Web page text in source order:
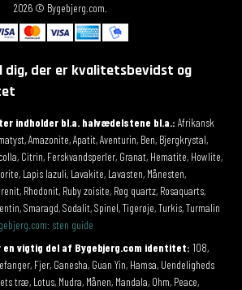
2026 © Bygebjerg.com.
dig, der er kvalitetsbevidst og
indholder bl.a. halvædelstene bl.a.: Afrikansk
Amazonite, Apatit, Aventurin, Ben, Bjergkrystal,
Citrin, Ferskvandsperler, Granat, Hematite, Howlite,
Lapis lazuli, Lavakite, Lavasten, Månesten,
Rhodonit, Ruby zoisite, Røg quartz, Rosaquarts,
Smaragd, Sodalit, Spinel, Tigerøje, Turkis, Turmalin
sten guide
vigtig del af Bygebjerg.com identitet: 108,
Fjer, Ganesha, Guan Yin, Hamsa, Uendeligheds
træ, Lotus, Mudra, Månen, Mandala, Ohm, Peace,